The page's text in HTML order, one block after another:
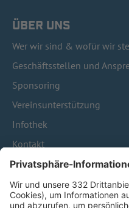
ÜBER UNS
Wer wir sind & wofür wir
Geschäftsstellen und
Sponsoring
Vereinsunterstützung
Infothek
Kontakt
HÄUFIG BESUCHTE
Pässe und Vereinswechsel